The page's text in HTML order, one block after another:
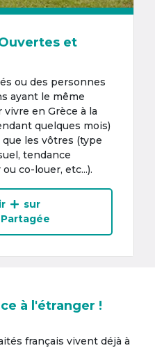
et
ou des personnes
ayant le même
en Grèce à la
quelques mois)
les vôtres (type
tendance
co-louer, etc...).
sur
à l'étranger !
français vivent déjà à